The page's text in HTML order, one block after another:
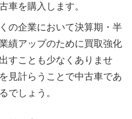
車を購入します。
の企業において決算期・半
績アップのために買取強化
すことも少なくありませ
見計らうことで中古車であ
でしょう。